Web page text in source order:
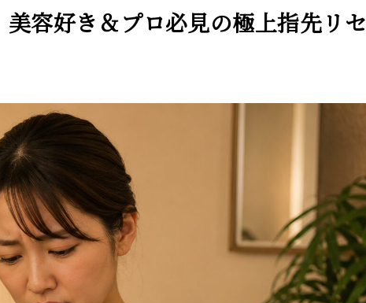
容好き＆プロ必見の極上指先リセ